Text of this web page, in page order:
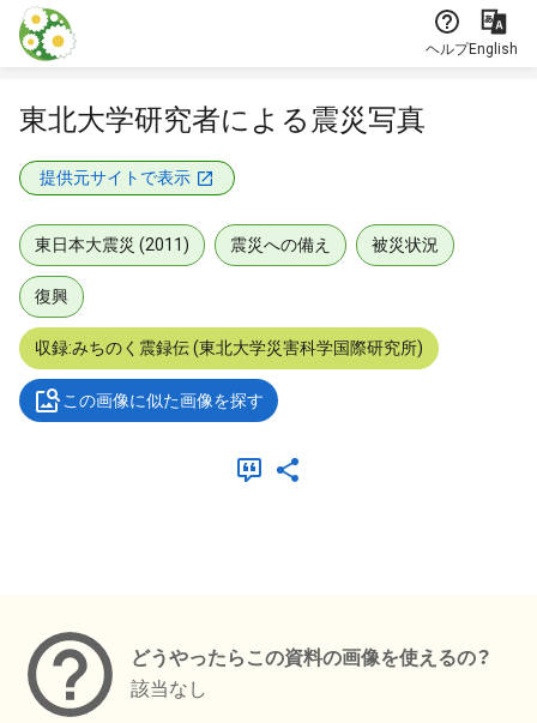
本文に飛ぶ
ヘルプEnglish
東北大学研究者による震災写真
提供元サイトで表示
東日本大震災 (2011) 震災への備え 被災状況
復興
収録:みちのく震録伝 (東北大学災害科学国際研究所)
この画像に似た画像を探す
どうやったらこの資料の画像を使えるの？
該当なし